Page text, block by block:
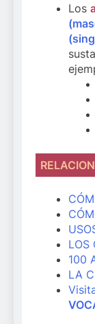
Los
LOS
100
LA